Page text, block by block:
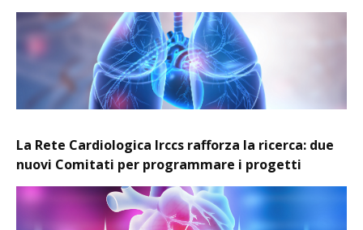
La Rete Cardiologica Irccs rafforza la ricerca: due
nuovi Comitati per programmare i progetti